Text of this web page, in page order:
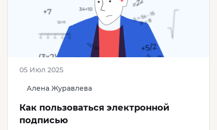
Алена Журавлева
05 Июл 2025
Как пользоваться электронной
подписью